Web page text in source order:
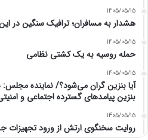
1405/05/15
هشدار به مسافران؛ ترافیک سنگین در
1405/05/15
حمله روسیه به یک کشتی نظامی
1405/05/15
آیا بنزین گران می‌شود؟/ نماینده
بنزین پیامدهای گسترده اجتماعی و
1405/05/15
روایت سخنگوی ارتش از ورود تجهیزات